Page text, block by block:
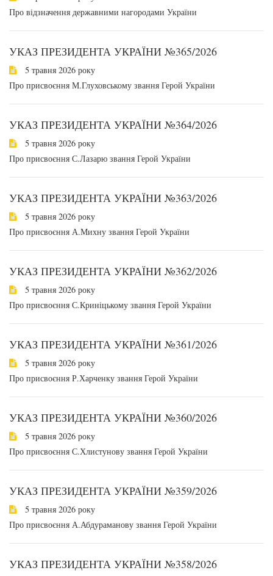
Про відзначення державними нагородами України
УКАЗ ПРЕЗИДЕНТА УКРАЇНИ №365/2026
5 травня 2026 року
Про присвоєння М.Глуховському звання Герой України
УКАЗ ПРЕЗИДЕНТА УКРАЇНИ №364/2026
5 травня 2026 року
Про присвоєння С.Лазарю звання Герой України
УКАЗ ПРЕЗИДЕНТА УКРАЇНИ №363/2026
5 травня 2026 року
Про присвоєння А.Михну звання Герой України
УКАЗ ПРЕЗИДЕНТА УКРАЇНИ №362/2026
5 травня 2026 року
Про присвоєння С.Криніцькому звання Герой України
УКАЗ ПРЕЗИДЕНТА УКРАЇНИ №361/2026
5 травня 2026 року
Про присвоєння Р.Харченку звання Герой України
УКАЗ ПРЕЗИДЕНТА УКРАЇНИ №360/2026
5 травня 2026 року
Про присвоєння С.Хлистунову звання Герой України
УКАЗ ПРЕЗИДЕНТА УКРАЇНИ №359/2026
5 травня 2026 року
Про присвоєння А.Абдураманову звання Герой України
УКАЗ ПРЕЗИДЕНТА УКРАЇНИ №358/2026